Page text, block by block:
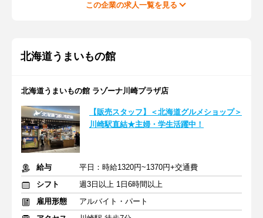
この企業の求人一覧を見る
北海道うまいもの館
北海道うまいもの館 ラゾーナ川崎プラザ店
【販売スタッフ】＜北海道グルメショップ＞
川崎駅直結★主婦・学生活躍中！
給与
平日：時給1320円~1370円+交通費
シフト
週3日以上 1日6時間以上
雇用形態
アルバイト・パート